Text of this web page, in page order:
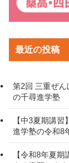
最近の投稿
第2回 三重ぜ
の千尋進学塾
【中3夏期講
進学塾の令和8
【令和8年夏